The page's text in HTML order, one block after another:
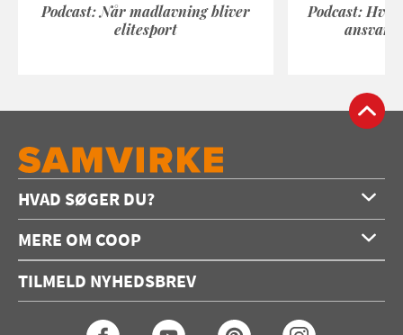
Podcast: Når madlavning bliver
elitesport
Podcast:
HVAD SØGER DU?
Forside
Opskrifter
Konkurrencer
MERE OM COOP
Annoncering
TILMELD NYHEDSBREV